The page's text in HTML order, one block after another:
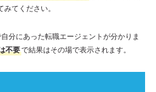
てください。
分にあった転職エージェントが分かりま
不要で結果はその場で表示されます。